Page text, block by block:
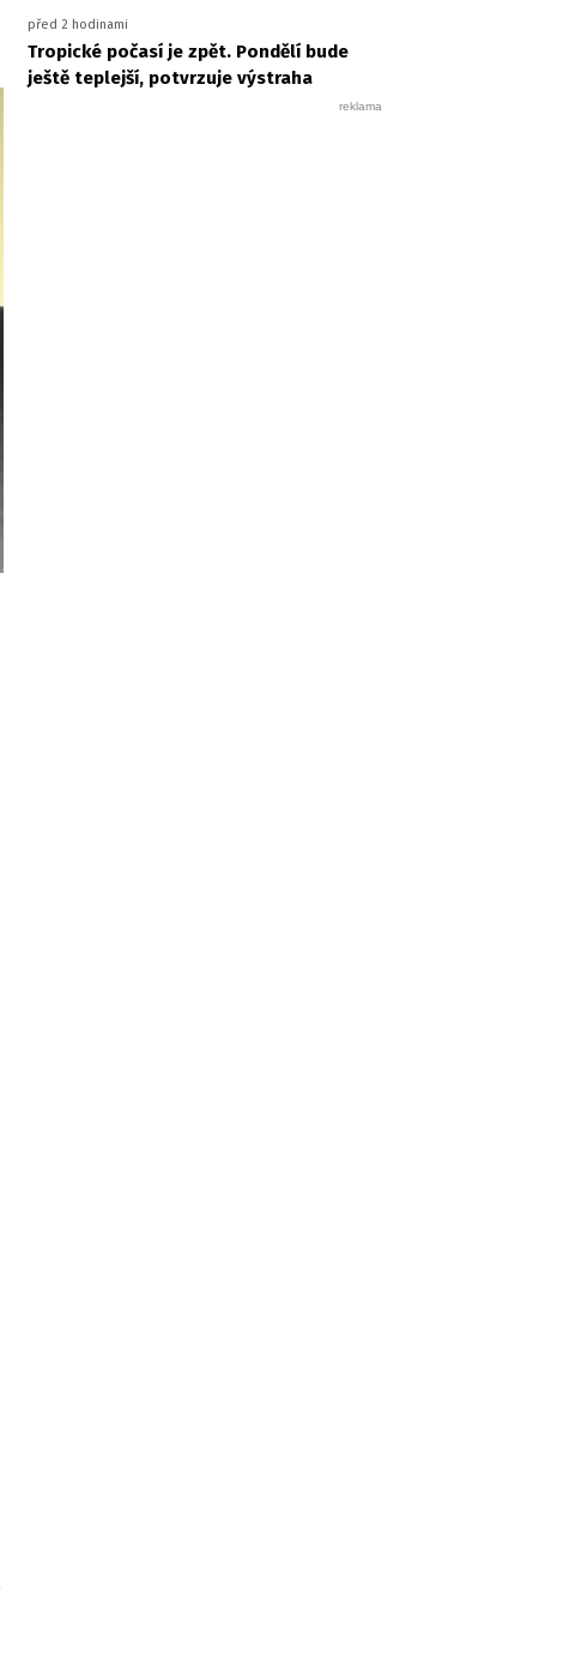
před 2 hodinami
Tropické počasí je zpět. Pondělí bude
ještě teplejší, potvrzuje výstraha